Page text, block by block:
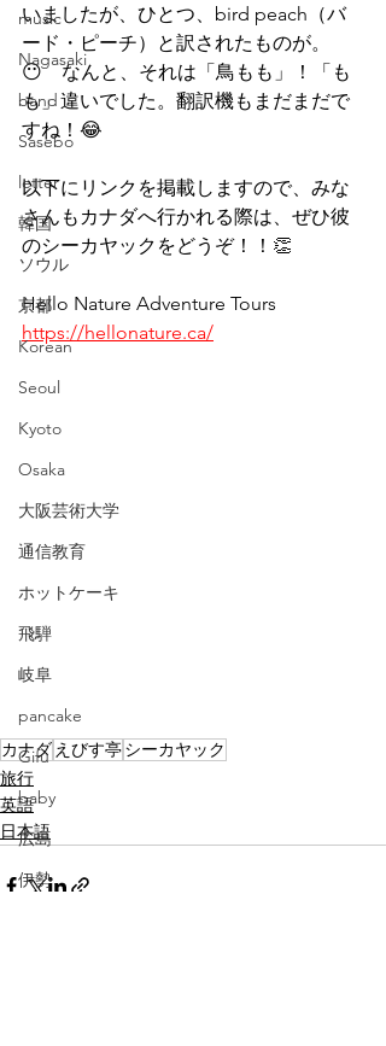
music
Nagasaki
band
Sasebo
letter
韓国
ソウル
京都
Korean
Seoul
Kyoto
Osaka
大阪芸術大学
通信教育
ホットケーキ
飛騨
岐阜
pancake
Gifu
baby
広島
伊勢
いましたが、ひとつ、bird peach（バ
ード・ピーチ）と訳されたものが。
😶　なんと、それは「鳥もも」！「も
も」違いでした。翻訳機もまだまだで
すね！😂
以下にリンクを掲載しますので、みな
さんもカナダへ行かれる際は、ぜひ彼
のシーカヤックをどうぞ！！👏
Hello Nature Adventure Tours
https://hellonature.ca/
カナダ えびす亭シーカヤック
旅行
英語
日本語